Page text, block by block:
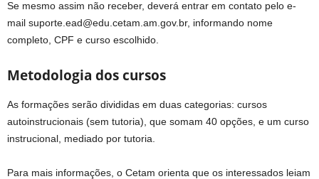
Se mesmo assim não receber, deverá entrar em contato pelo e-
mail suporte.ead@edu.cetam.am.gov.br, informando nome
completo, CPF e curso escolhido.
Metodologia dos cursos
As formações serão divididas em duas categorias: cursos
autoinstrucionais (sem tutoria), que somam 40 opções, e um curso
instrucional, mediado por tutoria.
Para mais informações, o Cetam orienta que os interessados leiam